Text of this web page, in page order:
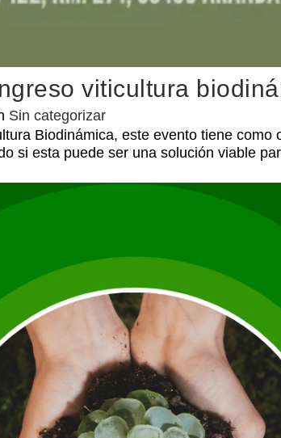
viticultura
Sin categorizar
Biodinámica, este evento tiene
si esta puede ser una solución viable